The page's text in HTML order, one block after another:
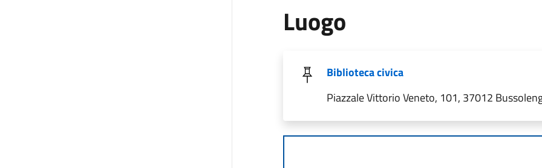
Luogo
Biblioteca civica
Piazzale Vittorio Veneto, 101, 37012